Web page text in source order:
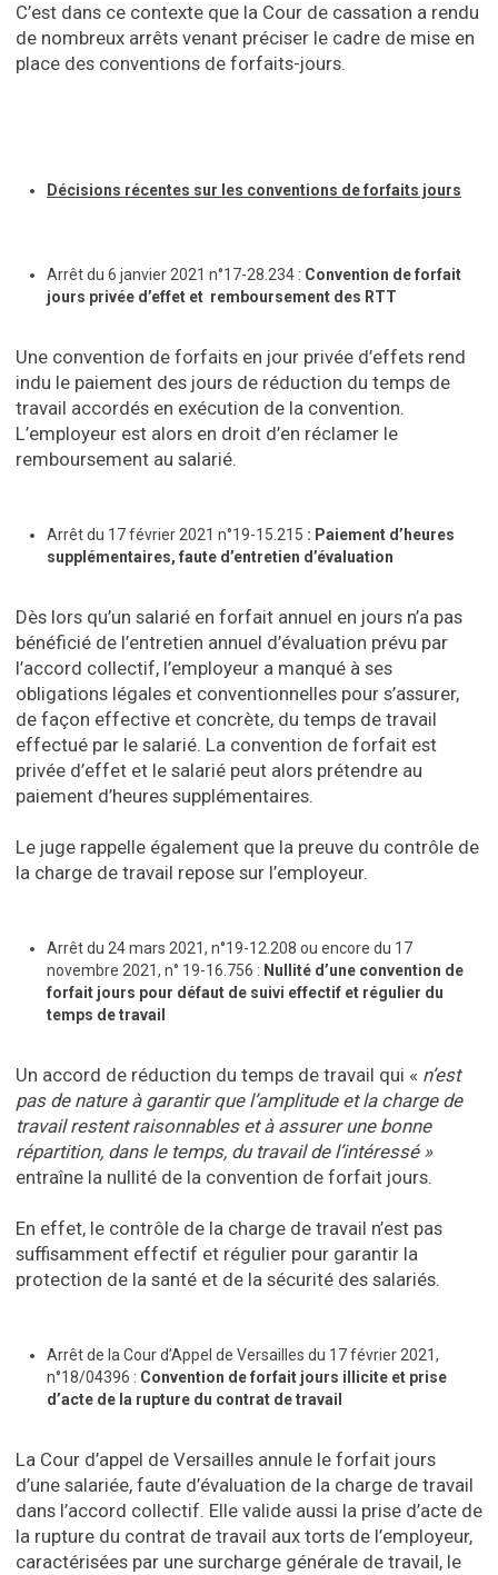
C’est dans ce contexte que la Cour de cassation a rendu
de nombreux arrêts venant préciser le cadre de mise en
place des conventions de forfaits-jours.
Décisions récentes sur les conventions de forfaits jours
Arrêt du 6 janvier 2021 n°17-28.234 : Convention de forfait
jours privée d’effet et remboursement des RTT
Une convention de forfaits en jour privée d’effets rend
indu le paiement des jours de réduction du temps de
travail accordés en exécution de la convention.
L’employeur est alors en droit d’en réclamer le
remboursement au salarié.
Arrêt du 17 février 2021 n°19-15.215 : Paiement d’heures
supplémentaires, faute d’entretien d’évaluation
Dès lors qu’un salarié en forfait annuel en jours n’a pas
bénéficié de l’entretien annuel d’évaluation prévu par
l’accord collectif, l’employeur a manqué à ses
obligations légales et conventionnelles pour s’assurer,
de façon effective et concrète, du temps de travail
effectué par le salarié. La convention de forfait est
privée d’effet et le salarié peut alors prétendre au
paiement d’heures supplémentaires.
Le juge rappelle également que la preuve du contrôle de
la charge de travail repose sur l’employeur.
Arrêt du 24 mars 2021, n°19-12.208 ou encore du 17
novembre 2021, n° 19-16.756 : Nullité d’une convention de
forfait jours pour défaut de suivi effectif et régulier du
temps de travail
Un accord de réduction du temps de travail qui « n’est
pas de nature à garantir que l’amplitude et la charge de
travail restent raisonnables et à assurer une bonne
répartition, dans le temps, du travail de l’intéressé »
entraîne la nullité de la convention de forfait jours.
En effet, le contrôle de la charge de travail n’est pas
suffisamment effectif et régulier pour garantir la
protection de la santé et de la sécurité des salariés.
Arrêt de la Cour d’Appel de Versailles du 17 février 2021,
n°18/04396 : Convention de forfait jours illicite et prise
d’acte de la rupture du contrat de travail
La Cour d’appel de Versailles annule le forfait jours
d’une salariée, faute d’évaluation de la charge de travail
dans l’accord collectif. Elle valide aussi la prise d’acte de
la rupture du contrat de travail aux torts de l’employeur,
caractérisées par une surcharge générale de travail, le